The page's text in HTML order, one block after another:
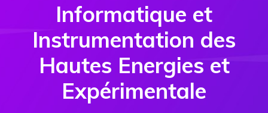
Informatique et
Instrumentation des
Hautes Energies et
Expérimentale